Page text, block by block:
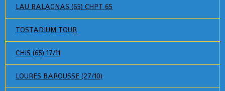
LAU BALAGNAS (65) CHPT 65
TOSTADIUM TOUR
CHIS (65) 17/11
LOURES BAROUSSE (27/10)